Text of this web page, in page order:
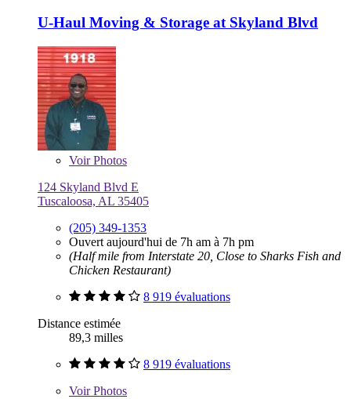
U-Haul Moving & Storage at Skyland Blvd
VoirPhotos
124 Skyland Blvd E
Tuscaloosa, AL 35405
(205) 349-1353
Ouvert aujourd'hui de 7h am à 7h pm
(Half mile from Interstate 20, Close to Sharks Fish and
Chicken Restaurant)
8 919 évaluations
Distance estimée
89,3 milles
8 919 évaluations
VoirPhotos